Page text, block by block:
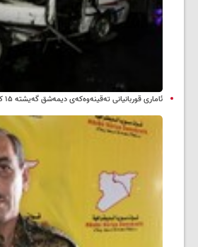
ئاماری قوربانیانی تەقینەوەکەی دیمەشق گەیشتە ۱۵ کەس